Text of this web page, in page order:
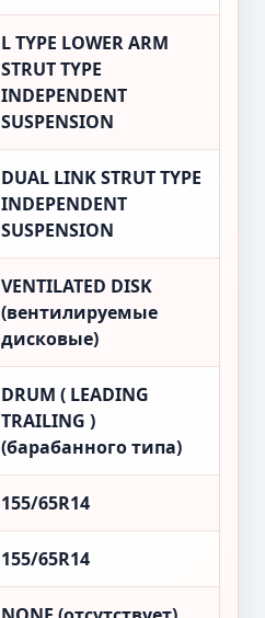
L TYPE LOWER ARM
STRUT TYPE
INDEPENDENT
SUSPENSION
DUAL LINK STRUT TYPE
INDEPENDENT
SUSPENSION
VENTILATED DISK
(вентилируемые
дисковые)
DRUM ( LEADING
TRAILING )
(барабанного типа)
155/65R14
155/65R14